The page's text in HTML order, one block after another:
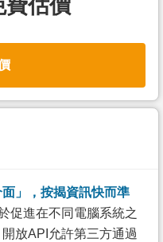
費估價
」，按揭資訊快而準
促進在不同電腦系統之
放API允許第三方通過